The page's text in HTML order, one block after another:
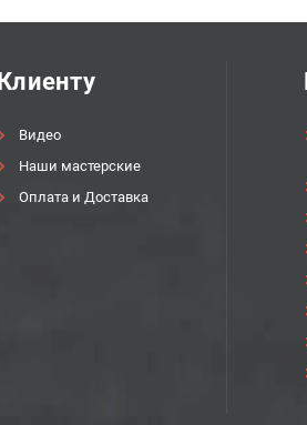
Клиенту
Видео
Наши мастерские
Оплата и Доставка